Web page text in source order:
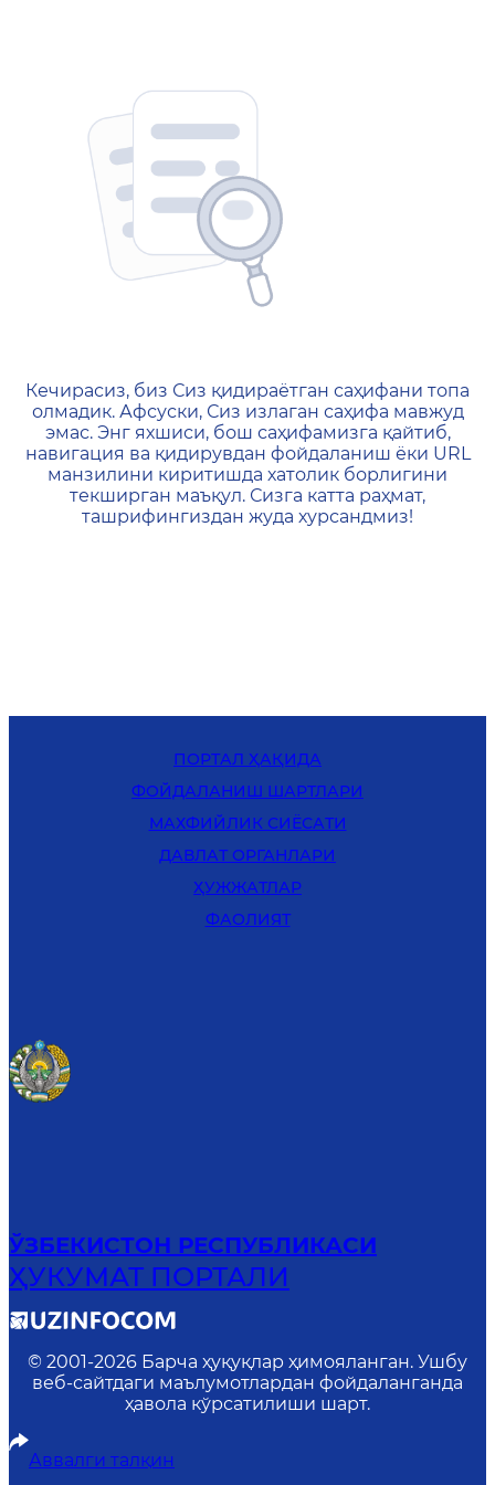
404 — Страница не
Кечирасиз, биз Сиз қидираётган саҳифани топа
олмадик. Афсуски, Сиз излаган саҳифа мавжуд
эмас. Энг яхшиси, бош саҳифамизга қайтиб,
навигация ва қидирувдан фойдаланиш ёки URL
манзилини киритишда хатолик борлигини
текширган маъқул. Сизга катта раҳмат,
ташрифингиздан жуда хурсандмиз!
ПОРТАЛ ҲАҚИДА
ФОЙДАЛАНИШ ШАРТЛАРИ
MАХФИЙЛИК СИЁСАТИ
ДАВЛАТ ОРГАНЛАРИ
ҲУЖЖАТЛАР
ФАОЛИЯТ
ЎЗБЕКИСТОН РЕСПУБЛИКАСИ
ҲУКУМАТ ПОРТАЛИ
© 2001-2026 Барча ҳуқуқлар ҳимояланган. Ушбу
веб-сайтдаги маълумотлардан фойдаланганда
ҳавола кўрсатилиши шарт.
Аввалги талқин